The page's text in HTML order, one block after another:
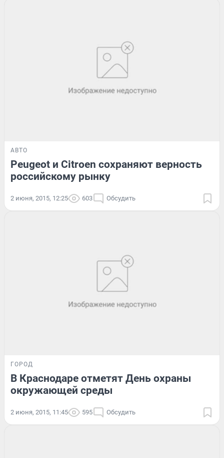
АВТО
Peugeot и Citroen сохраняют верность
российскому рынку
2 июня, 2015, 12:25 603 Обсудить
ГОРОД
В Краснодаре отметят День охраны
окружающей среды
2 июня, 2015, 11:45 595 Обсудить